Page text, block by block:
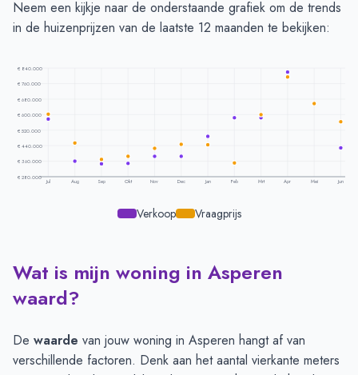
Neem een kijkje naar de onderstaande grafiek om de trends
in de huizenprijzen van de laatste 12 maanden te bekijken:
€ 840.000
€ 760.000
€ 680.000
€ 600.000
€ 520.000
€ 440.000
€ 360.000
€ 280.000
Jul Aug Sep Okt Nov Dec Jan Feb Mrt Apr Mei Jun
Verkoop Vraagprijs
Prijsontwikkeling per maand -Asperen
Vraagprijs
Verkoopprijs
Juli
€ 601.666
€ 359.568
September € 368.947
€ 345.875
Wat is mijn woning in Asperen
waard?
De waarde van jouw woning in Asperen hangt af van
verschillende factoren. Denk aan het aantal vierkante meters